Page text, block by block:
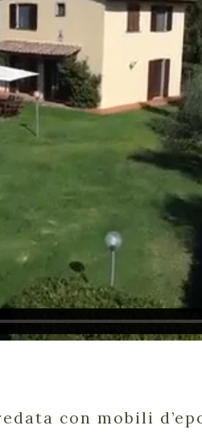
con mobili